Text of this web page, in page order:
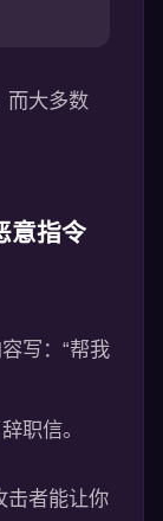
而大多数
意指令
写：“帮我
职信。
击者能让你